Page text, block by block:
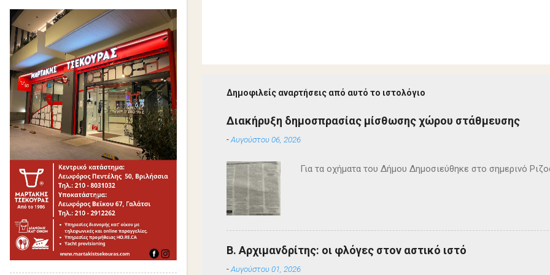
Δημοφιλείς αναρτήσεις από αυτό το ιστολόγιο
Διακήρυξη δημοσπρασίας μίσθωσης χώρου στάθμευσης
-Αυγούστου 06, 2026
Για τα οχήματα του Δήμου Δημοσιεύθηκε στο σημερινό
Β. Αρχιμανδρίτης: οι φλόγες στον αστικό ιστό
-Αυγούστου 01, 2026